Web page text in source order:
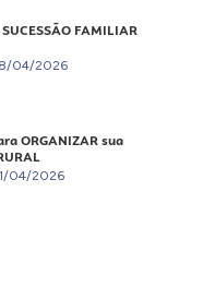
FAMILIAR
04/2026
ORGANIZAR sua
04/2026